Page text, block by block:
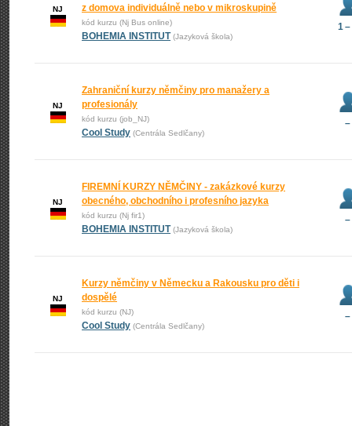
NJ
z domova individuálně nebo v mikroskupině
kód kurzu (Nj Bus online)
BOHEMIA INSTITUT (Jazyková škola)
1
NJ
Zahraniční kurzy němčiny pro manažery a
profesionály
kód kurzu (job_NJ)
Cool Study (Centrála Sedlčany)
–
NJ
FIREMNÍ KURZY NĚMČINY - zakázkové kurzy
obecného, obchodního i profesního jazyka
kód kurzu (Nj fir1)
BOHEMIA INSTITUT (Jazyková škola)
–
NJ
Kurzy němčiny v Německu a Rakousku pro děti i
dospělé
kód kurzu (NJ)
Cool Study (Centrála Sedlčany)
–